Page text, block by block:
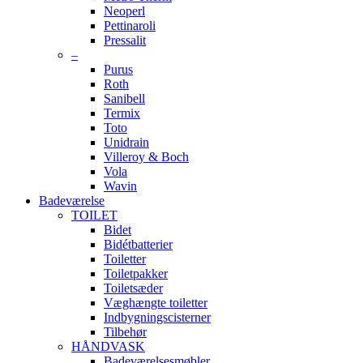
Neoperl
Pettinaroli
Pressalit
–
Purus
Roth
Sanibell
Termix
Toto
Unidrain
Villeroy & Boch
Vola
Wavin
Badeværelse
TOILET
Bidet
Bidétbatterier
Toiletter
Toiletpakker
Toiletsæder
Væghængte toiletter
Indbygningscisterner
Tilbehør
HÅNDVASK